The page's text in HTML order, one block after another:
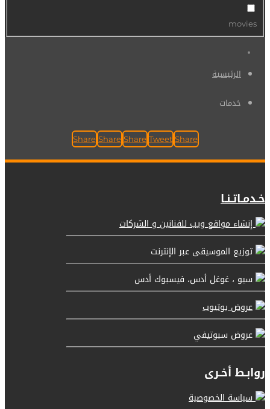
movies
الرئيسية
خدمات
Share
Tweet
Share
Share
Share
خـدمـاتـنـا
إنشاء مواقع ويب للفنانين و الشركات
توزيع الموسيقى عبر الإنترنت
سيو ، غوغل أدس، فيسبوك أدس
عروض يوتيوب
عروض سبوتيفي
روابـط أخـرى
سياسة الخصوصية